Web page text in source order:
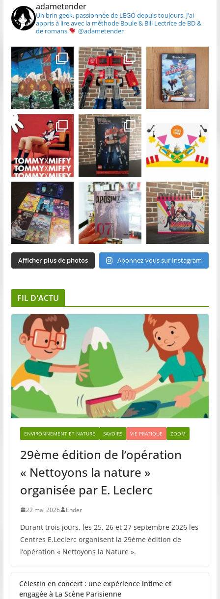
adametender
Un brin geek, passionnée de LEGO depuis toujours.J'ai
appris à lire avec la méthode Boule & Bill Lectrice de BD &
de romans
@adametender
Afficher plus de photos Abonnez-vous sur Instagram
FIL D’ACTU
ENVIRONNEMENT ET NATURE SAVOIRS VIE PRATIQUE ZOOM
29ème édition de l’opération
« Nettoyons la nature »
organisée par E. Leclerc
22 mai 2026 Ender
Durant trois jours, les 25, 26 et 27 septembre 2026 les
Centres E.Leclerc organisent la 29ème édition de
l’opération « Nettoyons la Nature ».
Célestin en concert : une expérience intime et
engagée à La Scène Parisienne